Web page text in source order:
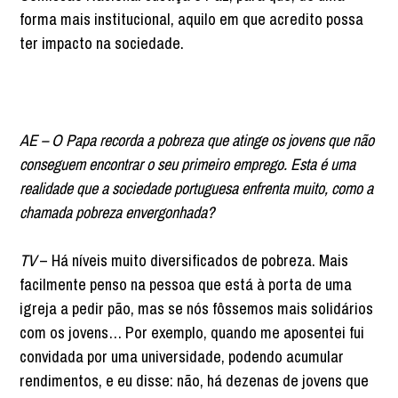
forma mais institucional, aquilo em que acredito possa
ter impacto na sociedade.
AE – O Papa recorda a pobreza que atinge os jovens que não
conseguem encontrar o seu primeiro emprego. Esta é uma
realidade que a sociedade portuguesa enfrenta muito, como a
chamada pobreza envergonhada?
TV– Há níveis muito diversificados de pobreza. Mais
facilmente penso na pessoa que está à porta de uma
igreja a pedir pão, mas se nós fôssemos mais solidários
com os jovens… Por exemplo, quando me aposentei fui
convidada por uma universidade, podendo acumular
rendimentos, e eu disse: não, há dezenas de jovens que